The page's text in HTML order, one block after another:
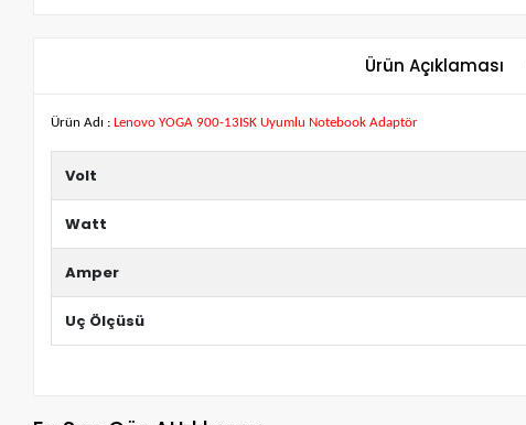
Ürün Açıklaması
Ürün Adı : Lenovo YOGA 900-13ISK Uyumlu Notebook Adaptör
Volt
Watt
Amper
Uç Ölçüsü